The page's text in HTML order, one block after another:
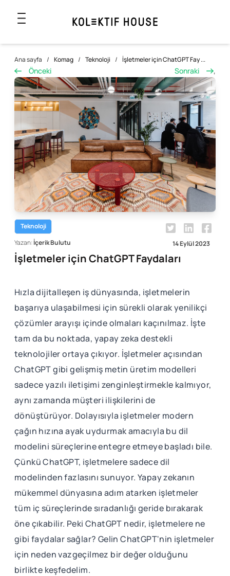
Ana sayfa / Komag / Teknoloji / İşletmeler için ChatGPT Fay ...
Önceki Sonraki ,
Teknoloji
Yazan:İçerik Bulutu 14 Eylül 2023
İşletmeler için ChatGPT Faydaları
Hızla dijitalleşen iş dünyasında, işletmelerin
başarıya ulaşabilmesi için sürekli olarak yenilikçi
çözümler arayışı içinde olmaları kaçınılmaz. İşte
tam da bu noktada, yapay zeka destekli
teknolojiler ortaya çıkıyor. İşletmeler açısından
ChatGPT gibi gelişmiş metin üretim modelleri
sadece yazılı iletişimi zenginleştirmekle kalmıyor,
aynı zamanda müşteri ilişkilerini de
dönüştürüyor. Dolayısıyla işletmeler modern
çağın hızına ayak uydurmak amacıyla bu dil
modelini süreçlerine entegre etmeye başladı bile.
Çünkü ChatGPT, işletmelere sadece dil
modelinden fazlasını sunuyor. Yapay zekanın
mükemmel dünyasına adım atarken işletmeler
tüm iç süreçlerinde sıradanlığı geride bırakarak
öne çıkabilir. Peki ChatGPT nedir, işletmelere ne
gibi faydalar sağlar? Gelin ChatGPT'nin işletmeler
için neden vazgeçilmez bir değer olduğunu
birlikte keşfedelim.